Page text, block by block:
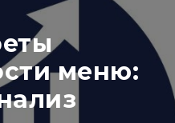
меню: